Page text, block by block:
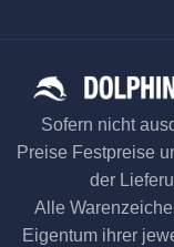
Sofern nicht
Preise Festpreise
der
Alle
Eigentum ihrer